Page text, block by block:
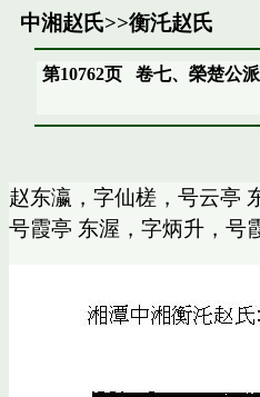
中湘赵氏>>衡汑赵氏
第10762页卷七、榮楚公派
赵东瀛，字仙槎，号云亭
号霞亭 东渥，字炳升，号